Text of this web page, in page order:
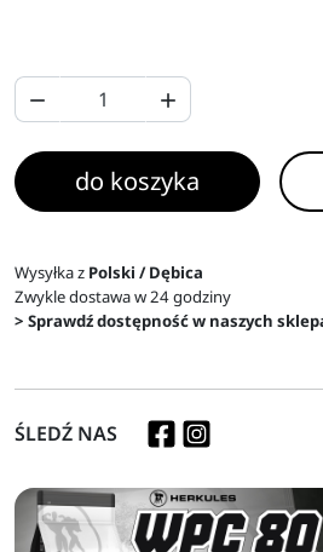
 
do koszyka
Wysyłka z Polski / Dębica
Zwykle dostawa w 24 godziny
> Sprawdź dostępność w naszych
ŚLEDŹ NAS